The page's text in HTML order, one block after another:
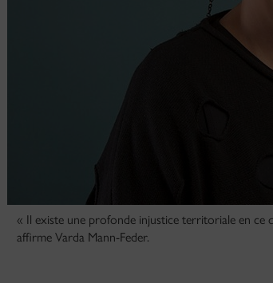
« Il existe une profonde injustice territoriale en ce
affirme Varda Mann-Feder.